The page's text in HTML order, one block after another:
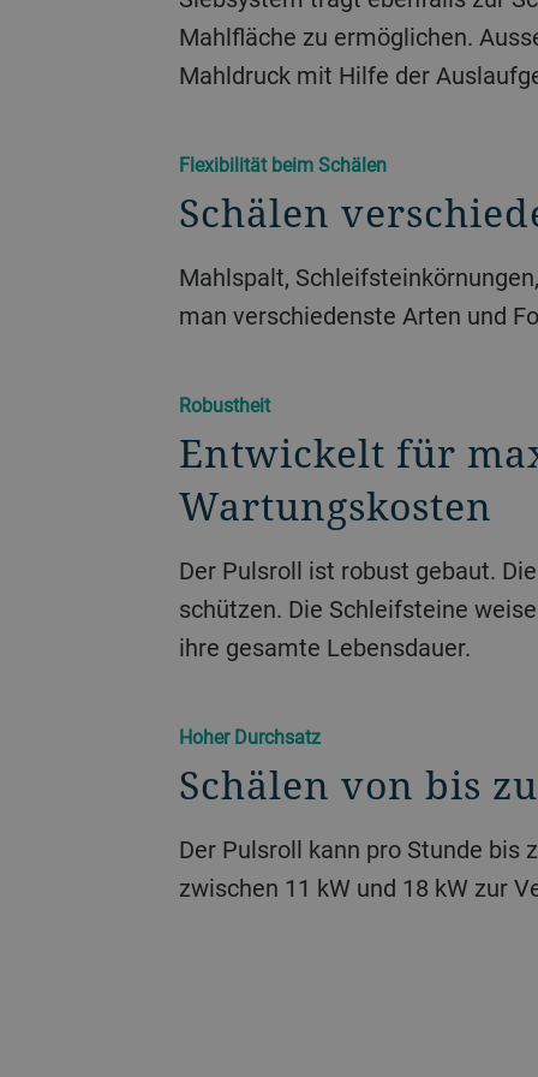
Mahlfläche zu ermöglichen.
Mahldruck mit Hilfe der
Flexibilität beim Schälen
Schälen
Mahlspalt,
man verschiedenste Arten und
Robustheit
Entwickelt für
Wartungskosten
Der Pulsroll ist robust gebaut.
schützen. Die Schleifsteine
ihre gesamte Lebensdauer.
Hoher Durchsatz
Schälen von bis
Der Pulsroll kann pro Stunde bis
zwischen 11 kW und 18 kW zur